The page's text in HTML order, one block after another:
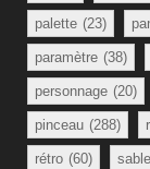
palette (23)
paramètre (38)
personnage (20)
pinceau (288)
rétro (60) sable